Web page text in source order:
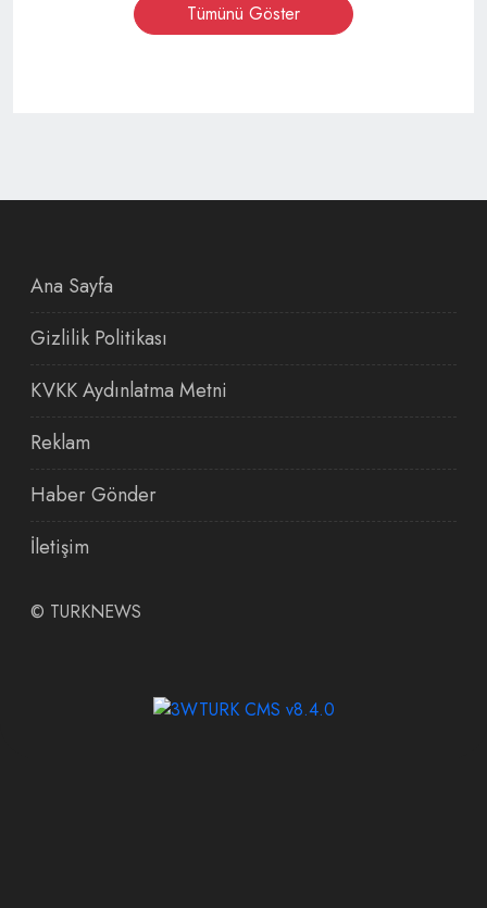
Tümünü Göster
Ana Sayfa
Gizlilik Politikası
KVKK Aydınlatma Metni
Reklam
Haber Gönder
İletişim
© TURKNEWS